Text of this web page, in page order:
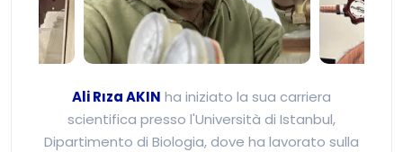
Ali Rıza Akın - Esperto
Ali Rıza AKIN ha iniziato la sua carriera
scientifica presso l'Università di Istanbul,
Dipartimento di Biologia, dove ha lavorato sulla